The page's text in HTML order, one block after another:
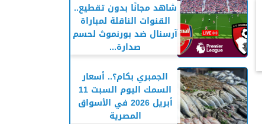
شاهد مجانًا بدون تقطيع..
القنوات الناقلة لمباراة
آرسنال ضد بورنموث لحسم
صدارة...
الجمبري بكام؟.. أسعار
السمك اليوم السبت 11
أبريل 2026 في الأسواق
المصرية